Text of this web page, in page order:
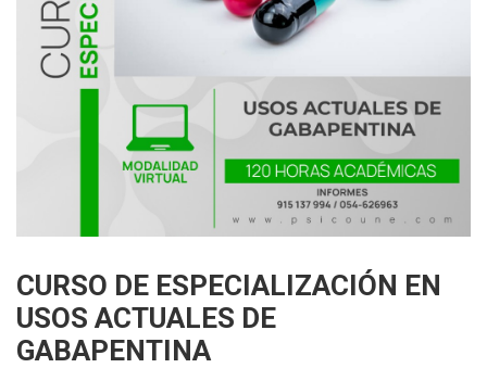
CURSO DE ESPECIALIZACIÓN EN
USOS ACTUALES DE
GABAPENTINA